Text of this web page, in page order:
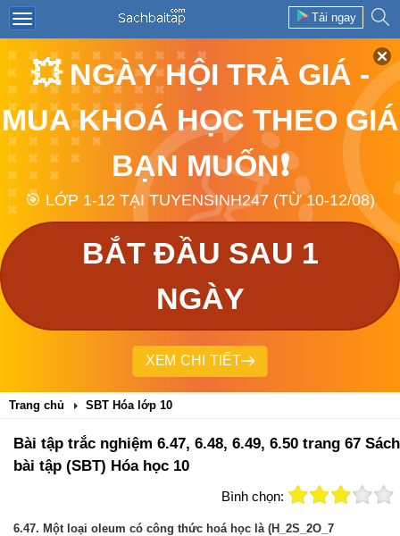
Tải ngay
💥 NGÀY HỘI TRẢ GIÁ -
MUA KHOÁ HỌC THEO GIÁ
BẠN MUỐN❗
🎯 LỚP 1-12 TẠI TUYENSINH247 (TỪ 10-12/08)
BẮT ĐẦU SAU 1
NGÀY
XEM CHI TIẾT
Trang chủ SBT Hóa lớp 10
Bài tập trắc nghiệm 6.47, 6.48, 6.49, 6.50 trang 67 Sách
bài tập (SBT) Hóa học 10
Bình chọn:
6.47. Một loại oleum có công thức hoá học là (H_2S_2O_7